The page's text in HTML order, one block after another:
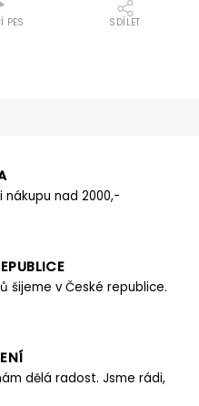
PES SDÍLET
nákupu nad 2000,-
šijeme v České republice.
dělá radost. Jsme rádi,